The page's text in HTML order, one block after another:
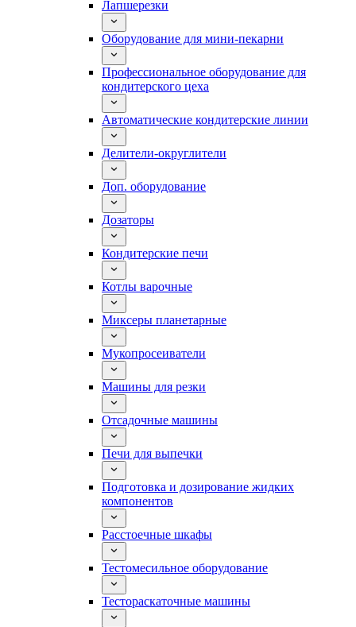
Лапшерезки
Оборудование для мини-пекарни
Профессиональное оборудование для
кондитерского цеха
Автоматические кондитерские линии
Делители-округлители
Доп. оборудование
Дозаторы
Кондитерские печи
Котлы варочные
Миксеры планетарные
Мукопросеиватели
Машины для резки
Отсадочные машины
Печи для выпечки
Подготовка и дозирование жидких
компонентов
Расстоечные шкафы
Тестомесильное оборудование
Тестораскаточные машины